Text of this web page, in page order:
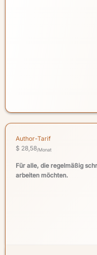
Author-Tarif
$ 28,58/Monat
Für alle, die regelmäßig
arbeiten möchten.